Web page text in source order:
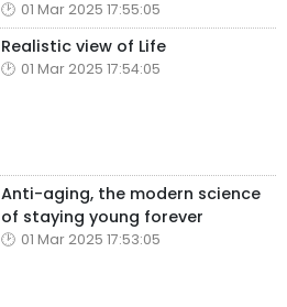
01 Mar 2025 17:55:05
Realistic view of Life
01 Mar 2025 17:54:05
Anti-aging, the modern science
of staying young forever
01 Mar 2025 17:53:05